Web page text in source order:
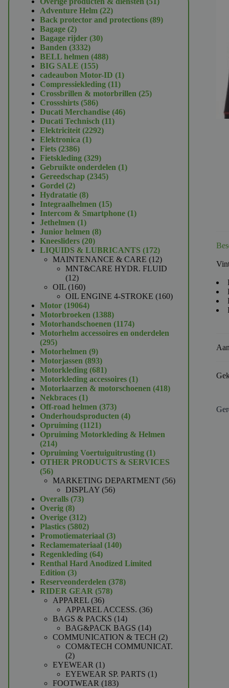
Adventure Helm 2222
producten
Back protector and protections 8989
Bagage 22
producten
Bagage rijder 3030
Banden 33323332
producten
BELL helmen 488488
BIG SALE 155155
producten
cadeaubon Motor-ID 11
Compressiekleding 1111
producten
Crossbrillen & motorbrillen 2525
Crossshirts 586586
producten
Ducati Merchandise 4646
Ducati Technisch 1111
Elektriciteit 22922292
Elektronica 11
Fiets 23862386
producten
Fietskleding 329329
producten
Gebruikte onderdelen 11
Gereedschap 23452345
Gordel 22
producten
Hydratatie 88
producten
Integraalhelmen 1515
producten
Intercom & Smartphone 11
Jethelmen 11
product
Junior helmen 88
Kneesliders 2020
producten
LIQUIDS & LUBRICANTS 172172
producten
MAINTENANCE & CARE 1212
producten
MNT&CARE HYDR. FLUID
1212
producten
OIL 160160
producten
OIL ENGINE 4-STROKE 160160
Motor 1906419064
producten
Motorbroeken 13881388
producten
Motorhandschoenen 11741174
producten
Motorhelm accessoires en onderdelen
295295
producten
Motorhelmen 99
producten
Motorjassen 893893
producten
Motorkleding 681681
producten
Motorkleding accessoires 11
product
Motorlaarzen & motorschoenen 418418
Nekbraces 11
product
Off-road helmen 373373
producten
Onderhoudsproducten 44
Opruiming 11211121
producten
Opruiming Motorkleding & Helmen
214214
producten
Opruiming Voertuiguitrusting 11
product
OTHER PRODUCTS & SERVICES
5656
producten
MARKETING DEPARTMENT 5656
DISPLAY 5656
Overalls 7373
Overig 88
producten
Overige 312312
producten
Plastics 58025802
producten
Promotiemateriaal 33
producten
Reclamemateriaal 140140
Regenkleding 6464
producten
Renthal Hard Anodized Limited
Edition 33
producten
Reserveonderdelen 378378
RIDER GEAR 578578
APPAREL 3636
producten
APPAREL ACCESS. 3636
BAGS & PACKS 1414
producten
BAG&PACK BAGS 1414
producten
COMMUNICATION & TECH 22
producten
COM&TECH COMMUNICAT.
22
producten
EYEWEAR 11
product
EYEWEAR SP. PARTS 11
FOOTWEAR 183183